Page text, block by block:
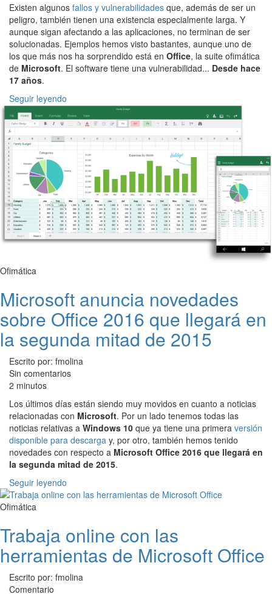
Existen algunos fallos y vulnerabilidades que, además de ser un
peligro, también tienen una existencia especialmente larga. Y
aunque sigan afectando a las aplicaciones, no terminan de ser
solucionadas. Ejemplos hemos visto bastantes, aunque uno de
los que más nos ha sorprendido está en Office, la suite ofimática
de Microsoft. El software tiene una vulnerabilidad... Desde hace
17 años.
Seguir leyendo
Ofimática
Microsoft anuncia novedades
sobre Office 2016 que llegará en
la segunda mitad de 2015
Escrito por: fmolina
Sin comentarios
2 minutos
Los últimos días están siendo muy movidos en cuanto a noticias
relacionadas con Microsoft. Por un lado tenemos todas las
noticias relativas a Windows 10 que ya tiene una primera versión
disponible para descarga y, por otro, también hemos tenido
novedades con respecto a Microsoft Office 2016 que llegará en
la segunda mitad de 2015.
Seguir leyendo
Ofimática
Trabaja online con las
herramientas de Microsoft Office
Escrito por: fmolina
Comentario